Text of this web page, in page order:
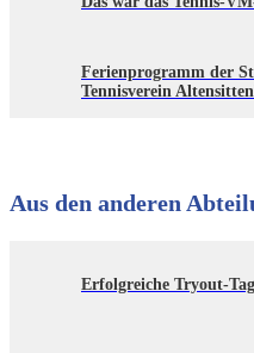
Ferienprogramm der
Tennisverein
Aus den anderen
Erfolgreiche Tryout-